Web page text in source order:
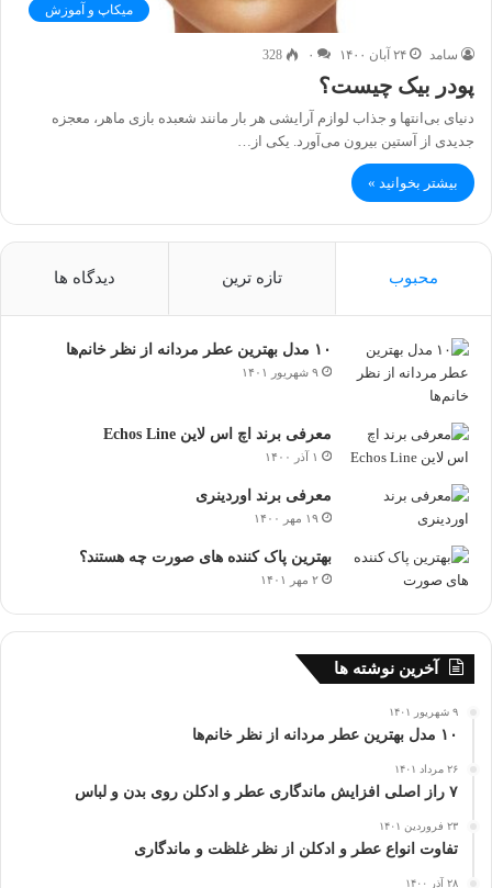
میکاپ و آموزش
سامد ۲۴ آبان ۱۴۰۰ ۰ 328
پودر بیک چیست؟
دنیای بی‌انتها و جذاب لوازم آرایشی هر بار مانند شعبده بازی ماهر، معجزه
جدیدی از آستین بیرون می‌آورد. یکی از…
بیشتر بخوانید »
محبوب تازه ترین دیدگاه ها
۱۰ مدل بهترین عطر مردانه از نظر خانم‌ها
۹ شهریور ۱۴۰۱
معرفی برند اچ اس لاین Echos Line
۱ آذر ۱۴۰۰
معرفی برند اوردینری
۱۹ مهر ۱۴۰۰
بهترین پاک کننده های صورت چه هستند؟
۲ مهر ۱۴۰۱
آخرین نوشته ها
۹ شهریور ۱۴۰۱
۱۰ مدل بهترین عطر مردانه از نظر خانم‌ها
۲۶ مرداد ۱۴۰۱
۷ راز اصلی افزایش ماندگاری عطر و ادکلن روی بدن و لباس
۲۳ فروردین ۱۴۰۱
تفاوت انواع عطر و ادکلن از نظر غلظت و ماندگاری
۲۸ آذر ۱۴۰۰